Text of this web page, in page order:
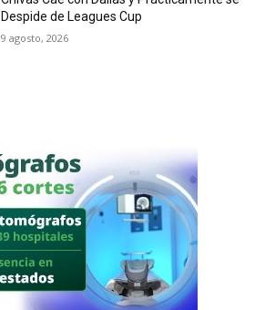
Despide de Leagues Cup
9 agosto, 2026